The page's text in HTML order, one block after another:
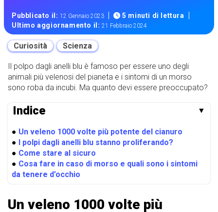
Pubblicato il:12 Gennaio 2023 | 5 minuti di lettura |
Ultimo aggiornamento il:21 Febbraio 2024
Curiosità Scienza
Il polpo dagli anelli blu è famoso per essere uno degli
animali più velenosi del pianeta e i sintomi di un morso
sono roba da incubi. Ma quanto devi essere preoccupato?
Indice ▼
● Un veleno 1000 volte più potente del cianuro
● I polpi dagli anelli blu stanno proliferando?
● Come stare al sicuro
● Cosa fare in caso di morso e quali sono i sintomi
da tenere d’occhio
Un veleno 1000 volte più